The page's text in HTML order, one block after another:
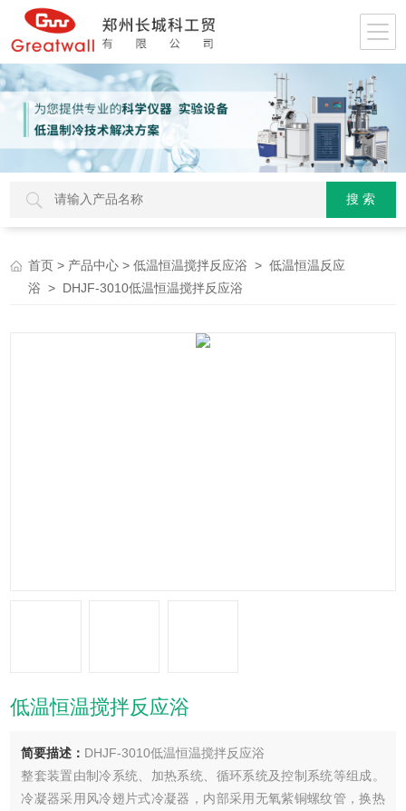
首页 > 产品中心 >低温恒温搅拌反应浴 >低温恒温反应
浴 > DHJF-3010低温恒温搅拌反应浴
低温恒温搅拌反应浴
简要描述： DHJF-3010低温恒温搅拌反应浴
整套装置由制冷系统、加热系统、循环系统及控制系统等组成。
冷凝器采用风冷翅片式冷凝器，内部采用无氧紫铜螺纹管，换热